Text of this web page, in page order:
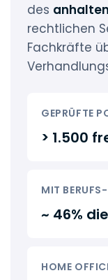
des
rechtlichen
Fachkräfte
GEPRÜFTE
> 1.500
MIT
~ 46%
HOME